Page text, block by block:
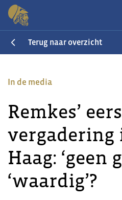
Terug naar overzicht
In de media
Remkes’
vergadering
Haag: ‘geen
‘waardig’?